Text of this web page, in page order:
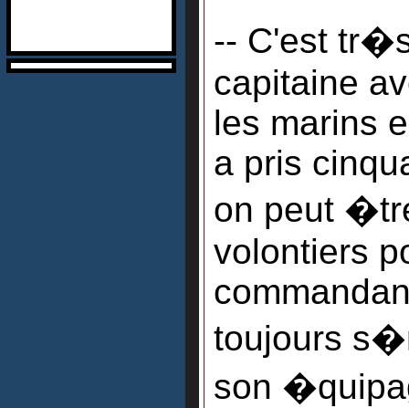
-- C'est
capitaine
les marins
a pris
on peut
volontiers
toujours
son